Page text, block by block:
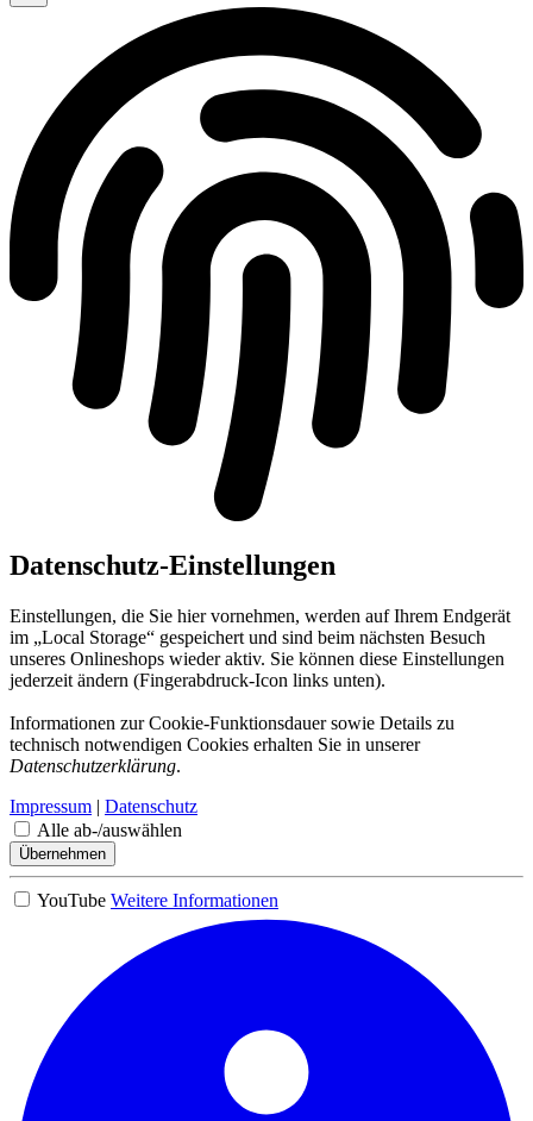
Datenschutz-Einstellungen
Einstellungen, die Sie hier vornehmen, werden auf Ihrem Endgerät
im „Local Storage“ gespeichert und sind beim nächsten Besuch
unseres Onlineshops wieder aktiv. Sie können diese Einstellungen
jederzeit ändern (Fingerabdruck-Icon links unten).
Informationen zur Cookie-Funktionsdauer sowie Details zu
technisch notwendigen Cookies erhalten Sie in unserer
Datenschutzerklärung.
Impressum | Datenschutz
Alle ab-/auswählen
Übernehmen
YouTube Weitere Informationen